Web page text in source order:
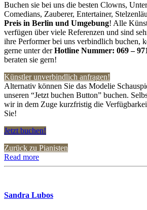
Buchen sie bei uns die besten Clowns,
Comedians, Zauberer, Entertainer,
Preis in Berlin und Umgebung! Alle
verfügen über viele Referenzen und sind
ihre Performer bei uns verbindlich buchen,
gerne unter derHotline Nummer: 069 –
beraten sie gern!
Künstler unverbindlich anfragen!
Alternativ können Sie das Modelie
unseren “Jetzt buchen Button” buchen.
wir in dem Zuge kurzfristig die
Sie!
Jetzt buchen!
Zurück zu Pianisten
Read more
Sandra Lubos